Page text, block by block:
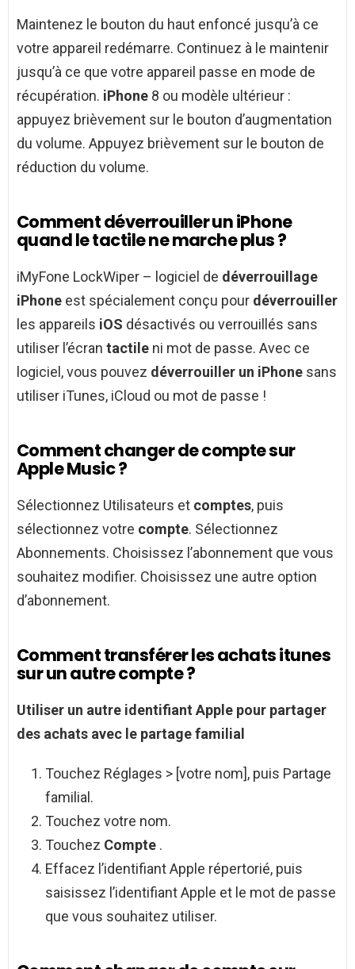
Maintenez le bouton du haut enfoncé jusqu’à ce
votre appareil redémarre. Continuez à le maintenir
jusqu’à ce que votre appareil passe en mode de
récupération. iPhone 8 ou modèle ultérieur :
appuyez brièvement sur le bouton d’augmentation
du volume. Appuyez brièvement sur le bouton de
réduction du volume.
Comment déverrouiller un iPhone
quand le tactile ne marche plus ?
iMyFone LockWiper – logiciel de déverrouillage
iPhone est spécialement conçu pour déverrouiller
les appareils iOS désactivés ou verrouillés sans
utiliser l’écran tactile ni mot de passe. Avec ce
logiciel, vous pouvez déverrouiller un iPhone sans
utiliser iTunes, iCloud ou mot de passe !
Comment changer de compte sur
Apple Music ?
Sélectionnez Utilisateurs et comptes, puis
sélectionnez votre compte. Sélectionnez
Abonnements. Choisissez l’abonnement que vous
souhaitez modifier. Choisissez une autre option
d’abonnement.
Comment transférer les achats itunes
sur un autre compte ?
Utiliser un autre identifiant Apple pour partager
des achats avec le partage familial
Touchez Réglages > [votre nom], puis Partage
familial.
Touchez votre nom.
Touchez Compte .
Effacez l’identifiant Apple répertorié, puis
saisissez l’identifiant Apple et le mot de passe
que vous souhaitez utiliser.